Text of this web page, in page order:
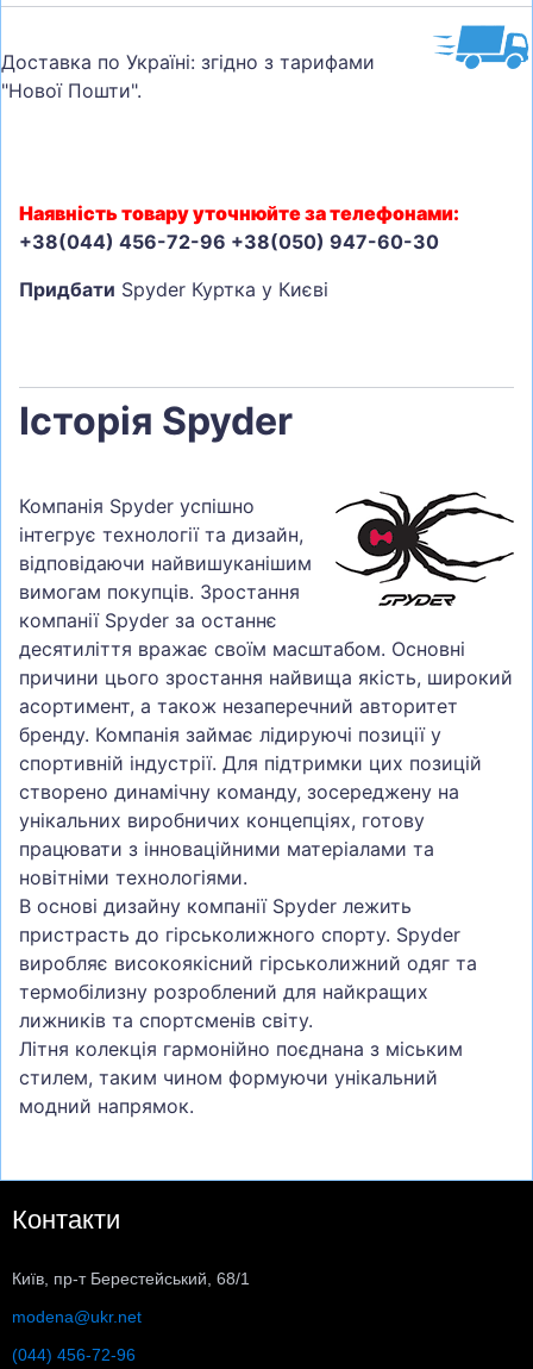
Доставка по Україні: згідно з тарифами
"Нової Пошти".
Наявність товару уточнюйте за телефонами:
+38(044) 456-72-96 +38(050) 947-60-30
Придбати Spyder Куртка у Києві
Історія Spyder
Компанія Spyder успішно
інтегрує технології та дизайн,
відповідаючи найвишуканішим
вимогам покупців. Зростання
компанії Spyder за останнє
десятиліття вражає своїм масштабом. Основні
причини цього зростання найвища якість, широкий
асортимент, а також незаперечний авторитет
бренду. Компанія займає лідируючі позиції у
спортивній індустрії. Для підтримки цих позицій
створено динамічну команду, зосереджену на
унікальних виробничих концепціях, готову
працювати з інноваційними матеріалами та
новітніми технологіями.
В основі дизайну компанії Spyder лежить
пристрасть до гірськолижного спорту. Spyder
виробляє високоякісний гірськолижний одяг та
термобілизну розроблений для найкращих
лижників та спортсменів світу.
Літня колекція гармонійно поєднана з міським
стилем, таким чином формуючи унікальний
модний напрямок.
Контакти
Київ, пр-т Берестейський, 68/1
modena@ukr.net
(044) 456-72-96